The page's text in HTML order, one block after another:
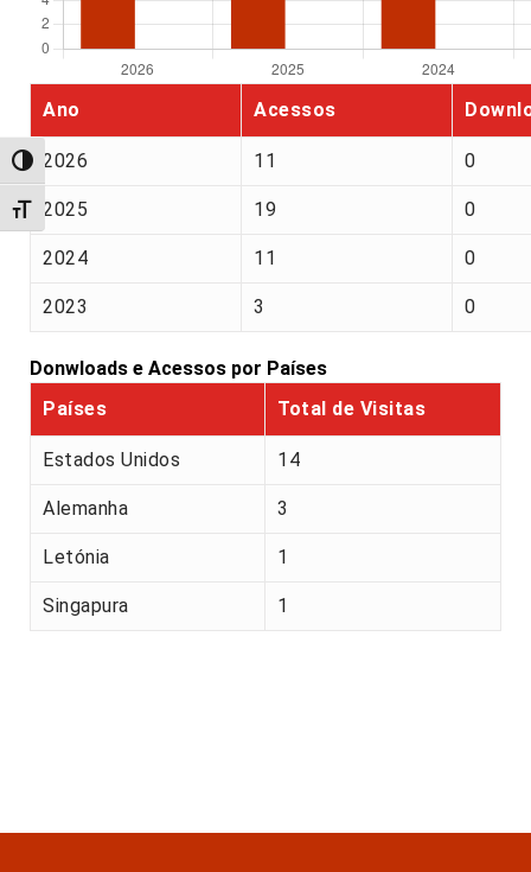
Alternar alto contraste
Alternar tamanho da fonte
Ano Acessos
2026 11 0
2025 19 0
2024 11 0
2023 3 0
Donwloads e Acessos por Países
Países
Total de Visitas
Estados Unidos 14
Alemanha 3
Letónia 1
Singapura 1